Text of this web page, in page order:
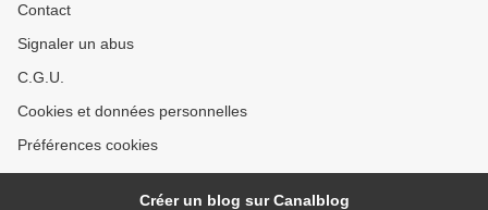
Contact
Signaler un abus
C.G.U.
Cookies et données personnelles
Préférences cookies
Créer un blog sur Canalblog